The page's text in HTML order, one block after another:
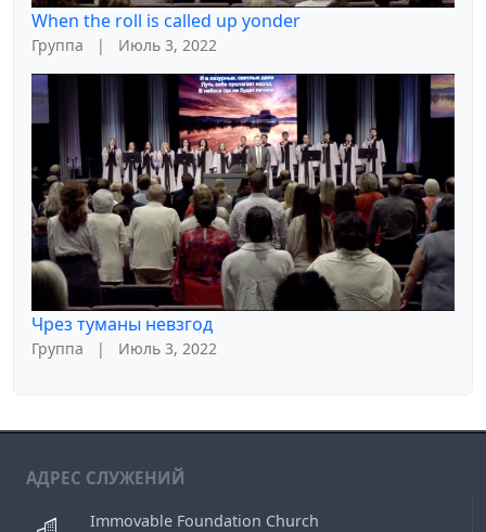
When the roll is called up yonder
Группа | Июль 3, 2022
Чрез туманы невзгод
Группа | Июль 3, 2022
АДРЕС СЛУЖЕНИЙ
Immovable Foundation Church